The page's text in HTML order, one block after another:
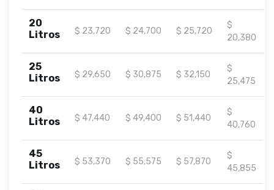
20
Litros
$ 23,720 $ 24,700 $ 25,720
$
20,380
25
Litros
$ 29,650 $ 30,875 $ 32,150
$
25,475
40
Litros
$ 47,440 $ 49,400 $ 51,440
$
40,760
45
Litros
$ 53,370 $ 55,575 $ 57,870
$
45,855